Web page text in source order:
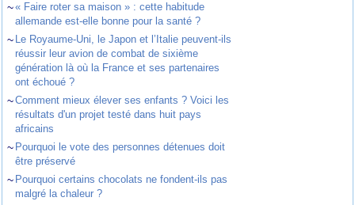
~« Faire roter sa maison » : cette habitude
allemande est-elle bonne pour la santé ?
~ Le Royaume-Uni, le Japon et l’Italie peuvent-ils
réussir leur avion de combat de sixième
génération là où la France et ses partenaires
ont échoué ?
~Comment mieux élever ses enfants ? Voici les
résultats d'un projet testé dans huit pays
africains
~ Pourquoi le vote des personnes détenues doit
être préservé
~ Pourquoi certains chocolats ne fondent-ils pas
malgré la chaleur ?